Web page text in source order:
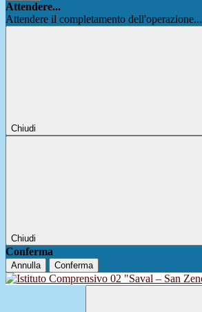
Attendere...
Attendere il completamento dell'operazione...
Chiudi
Chiudi
Conferma
Annulla Conferma